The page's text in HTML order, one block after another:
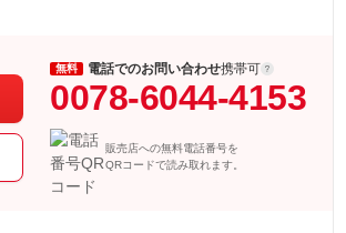
無料 電話でのお問い合わせ携帯可
0078-6044-4153
販売店への無料電話番号を
QRコードで読み取れます。